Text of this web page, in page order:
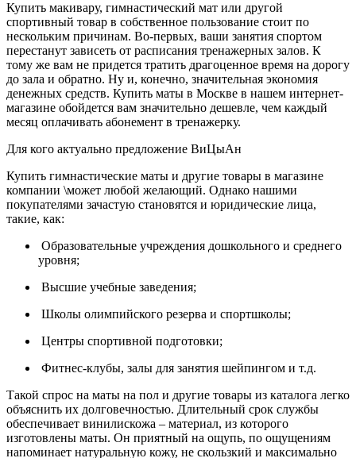
Купить макивару, гимнастический мат или другой
спортивный товар в собственное пользование стоит по
нескольким причинам. Во-первых, ваши занятия спортом
перестанут зависеть от расписания тренажерных залов. К
тому же вам не придется тратить драгоценное время на дорогу
до зала и обратно. Ну и, конечно, значительная экономия
денежных средств. Купить маты в Москве в нашем интернет-
магазине обойдется вам значительно дешевле, чем каждый
месяц оплачивать абонемент в тренажерку.
Для кого актуально предложение ВиЦыАн
Купить гимнастические маты и другие товары в магазине
компании \может любой желающий. Однако нашими
покупателями зачастую становятся и юридические лица,
такие, как:
Образовательные учреждения дошкольного и среднего
уровня;
Высшие учебные заведения;
Школы олимпийского резерва и спортшколы;
Центры спортивной подготовки;
Фитнес-клубы, залы для занятия шейпингом и т.д.
Такой спрос на маты на пол и другие товары из каталога легко
объяснить их долговечностью. Длительный срок службы
обеспечивает винилискожа – материал, из которого
изготовлены маты. Он приятный на ощупь, по ощущениям
напоминает натуральную кожу, не скользкий и максимально